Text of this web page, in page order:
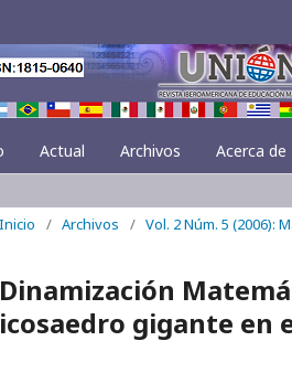
Actual Archivos Acerca de
Inicio / Archivos / Vol. 2 Núm. 5 (2006):
Dinamización
icosaedro gigante en